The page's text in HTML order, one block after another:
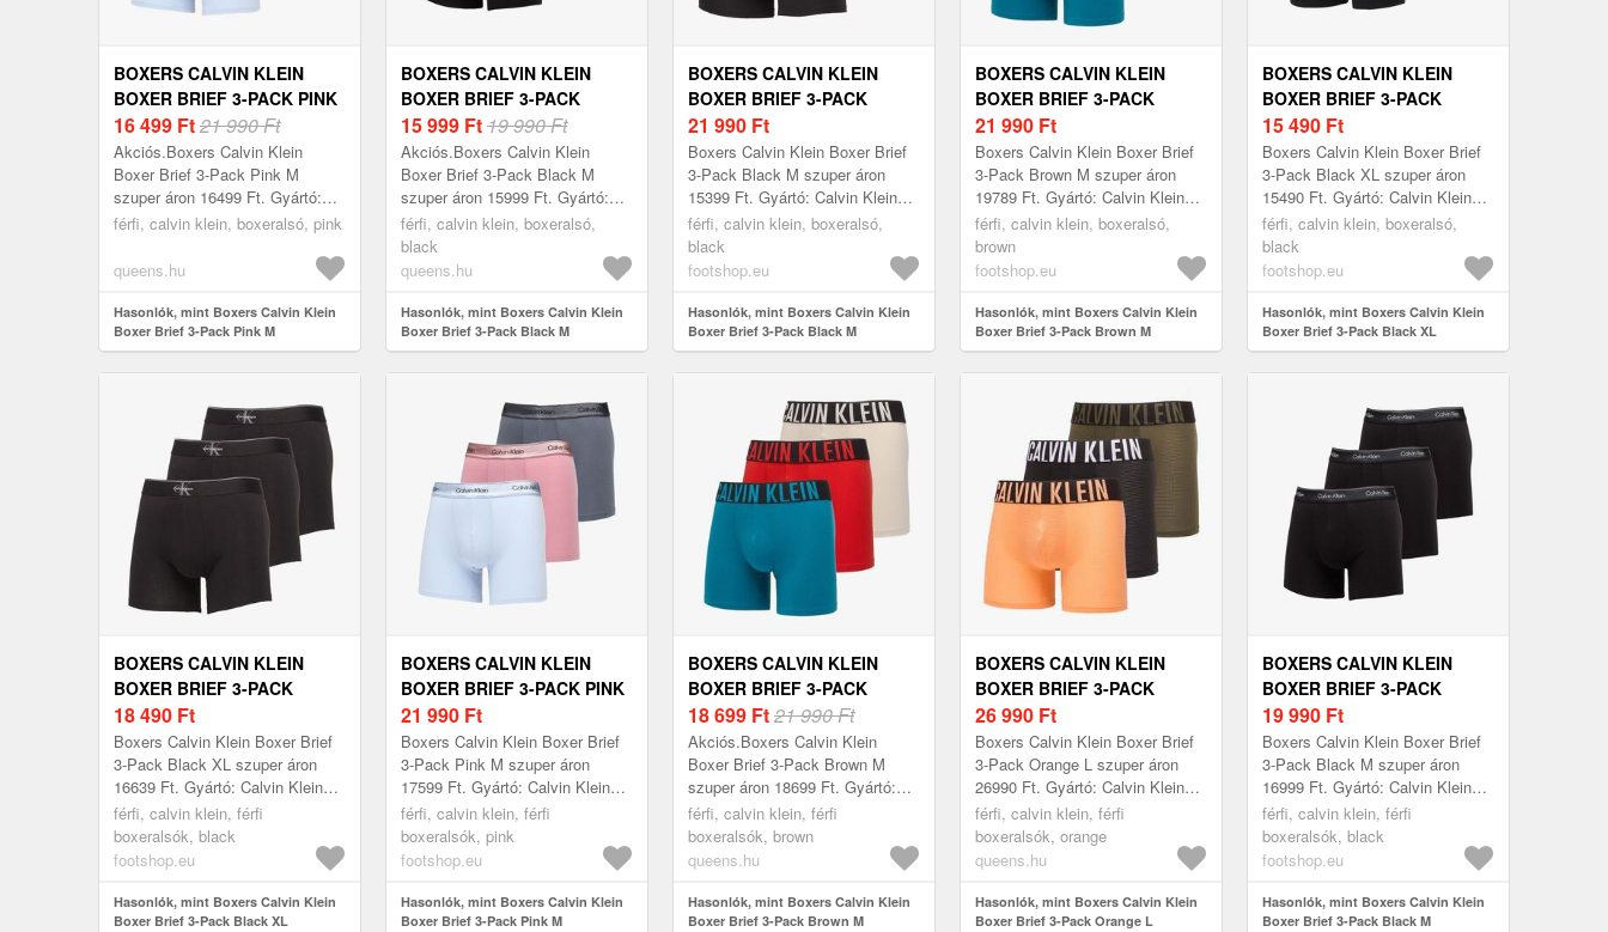
BOXERS CALVIN KLEIN
BOXER BRIEF 3-PACK PINK
M
16 499 Ft21 990 Ft
Akciós.Boxers Calvin Klein
Boxer Brief 3-Pack Pink M
szuper áron 16499 Ft. Gyártó:
Calvin Klein Szín: Pink Méret: M
férfi, calvin klein, boxeralsó, pink
queens.hu
Hasonlók, mint Boxers Calvin Klein
Boxer Brief 3-Pack Pink M
BOXERS CALVIN KLEIN
BOXER BRIEF 3-PACK
BLACK M
15 999 Ft19 990 Ft
Akciós.Boxers Calvin Klein
Boxer Brief 3-Pack Black M
szuper áron 15999 Ft. Gyártó:
Calvin Klein Szín: Black Méret:
M
férfi, calvin klein, boxeralsó,
black
queens.hu
Hasonlók, mint Boxers Calvin Klein
Boxer Brief 3-Pack Black M
BOXERS CALVIN KLEIN
BOXER BRIEF 3-PACK
BLACK M
21 990 Ft
Boxers Calvin Klein Boxer Brief
3-Pack Black M szuper áron
15399 Ft. Gyártó: Calvin Klein
Szín: Black Méret: M
férfi, calvin klein, boxeralsó,
black
footshop.eu
Hasonlók, mint Boxers Calvin Klein
Boxer Brief 3-Pack Black M
BOXERS CALVIN KLEIN
BOXER BRIEF 3-PACK
BROWN M
21 990 Ft
Boxers Calvin Klein Boxer Brief
3-Pack Brown M szuper áron
19789 Ft. Gyártó: Calvin Klein
Szín: Brown Méret: M
férfi, calvin klein, boxeralsó,
brown
footshop.eu
Hasonlók, mint Boxers Calvin Klein
Boxer Brief 3-Pack Brown M
BOXERS CALVIN KLEIN
BOXER BRIEF 3-PACK
BLACK XL
15 490 Ft
Boxers Calvin Klein Boxer Brief
3-Pack Black XL szuper áron
15490 Ft. Gyártó: Calvin Klein
Szín: Black Méret: XL
férfi, calvin klein, boxeralsó,
black
footshop.eu
Hasonlók, mint Boxers Calvin Klein
Boxer Brief 3-Pack Black XL
BOXERS CALVIN KLEIN
BOXER BRIEF 3-PACK
BLACK XL
18 490 Ft
Boxers Calvin Klein Boxer Brief
3-Pack Black XL szuper áron
16639 Ft. Gyártó: Calvin Klein
Szín: Black Méret: XL
férfi, calvin klein, férfi
boxeralsók, black
footshop.eu
Hasonlók, mint Boxers Calvin Klein
Boxer Brief 3-Pack Black XL
BOXERS CALVIN KLEIN
BOXER BRIEF 3-PACK PINK
M
21 990 Ft
Boxers Calvin Klein Boxer Brief
3-Pack Pink M szuper áron
17599 Ft. Gyártó: Calvin Klein
Szín: Pink Méret: M
férfi, calvin klein, férfi
boxeralsók, pink
footshop.eu
Hasonlók, mint Boxers Calvin Klein
Boxer Brief 3-Pack Pink M
BOXERS CALVIN KLEIN
BOXER BRIEF 3-PACK
BROWN M
18 699 Ft21 990 Ft
Akciós.Boxers Calvin Klein
Boxer Brief 3-Pack Brown M
szuper áron 18699 Ft. Gyártó:
Calvin Klein Szín: Brown Méret:
M
férfi, calvin klein, férfi
boxeralsók, brown
queens.hu
Hasonlók, mint Boxers Calvin Klein
Boxer Brief 3-Pack Brown M
BOXERS CALVIN KLEIN
BOXER BRIEF 3-PACK
ORANGE L
26 990 Ft
Boxers Calvin Klein Boxer Brief
3-Pack Orange L szuper áron
26990 Ft. Gyártó: Calvin Klein
Szín: Orange Méret: L
férfi, calvin klein, férfi
boxeralsók, orange
queens.hu
Hasonlók, mint Boxers Calvin Klein
Boxer Brief 3-Pack Orange L
BOXERS CALVIN KLEIN
BOXER BRIEF 3-PACK
BLACK M
19 990 Ft
Boxers Calvin Klein Boxer Brief
3-Pack Black M szuper áron
16999 Ft. Gyártó: Calvin Klein
Szín: Black Méret: M
férfi, calvin klein, férfi
boxeralsók, black
footshop.eu
Hasonlók, mint Boxers Calvin Klein
Boxer Brief 3-Pack Black M